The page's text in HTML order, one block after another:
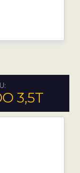
3,5T